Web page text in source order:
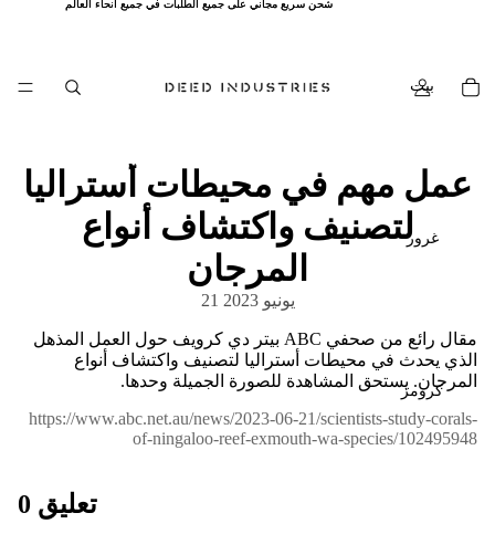
شحن سريع مجاني على جميع الطلبات في جميع أنحاء العالم
شحن سريع مجاني على جميع الطلبات في جميع أنحاء العالم
بيت
غرور
كرومز
عمل مهم في محيطات أستراليا
لتصنيف واكتشاف أنواع
المرجان
21 يونيو 2023
مقال رائع من صحفي ABC بيتر دي كرويف حول العمل المذهل
الذي يحدث في محيطات أستراليا لتصنيف واكتشاف أنواع
المرجان. يستحق المشاهدة للصورة الجميلة وحدها.
https://www.abc.net.au/news/2023-06-21/scientists-study-corals-
of-ningaloo-reef-exmouth-wa-species/102495948
0 تعليق